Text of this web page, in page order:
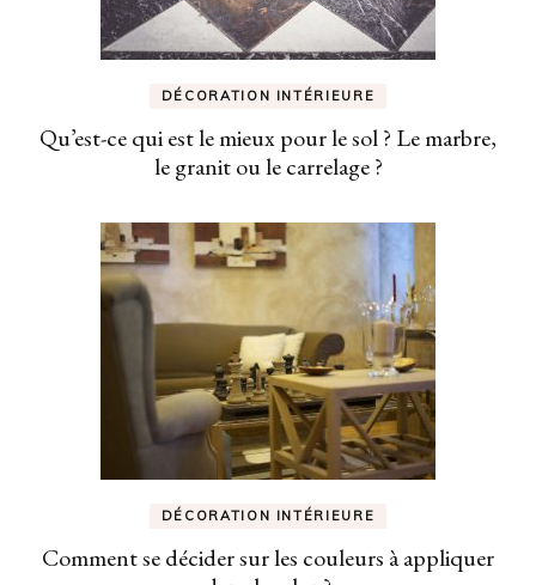
DÉCORATION INTÉRIEURE
Qu’est-ce qui est le mieux pour le sol ? Le marbre,
le granit ou le carrelage ?
DÉCORATION INTÉRIEURE
Comment se décider sur les couleurs à appliquer